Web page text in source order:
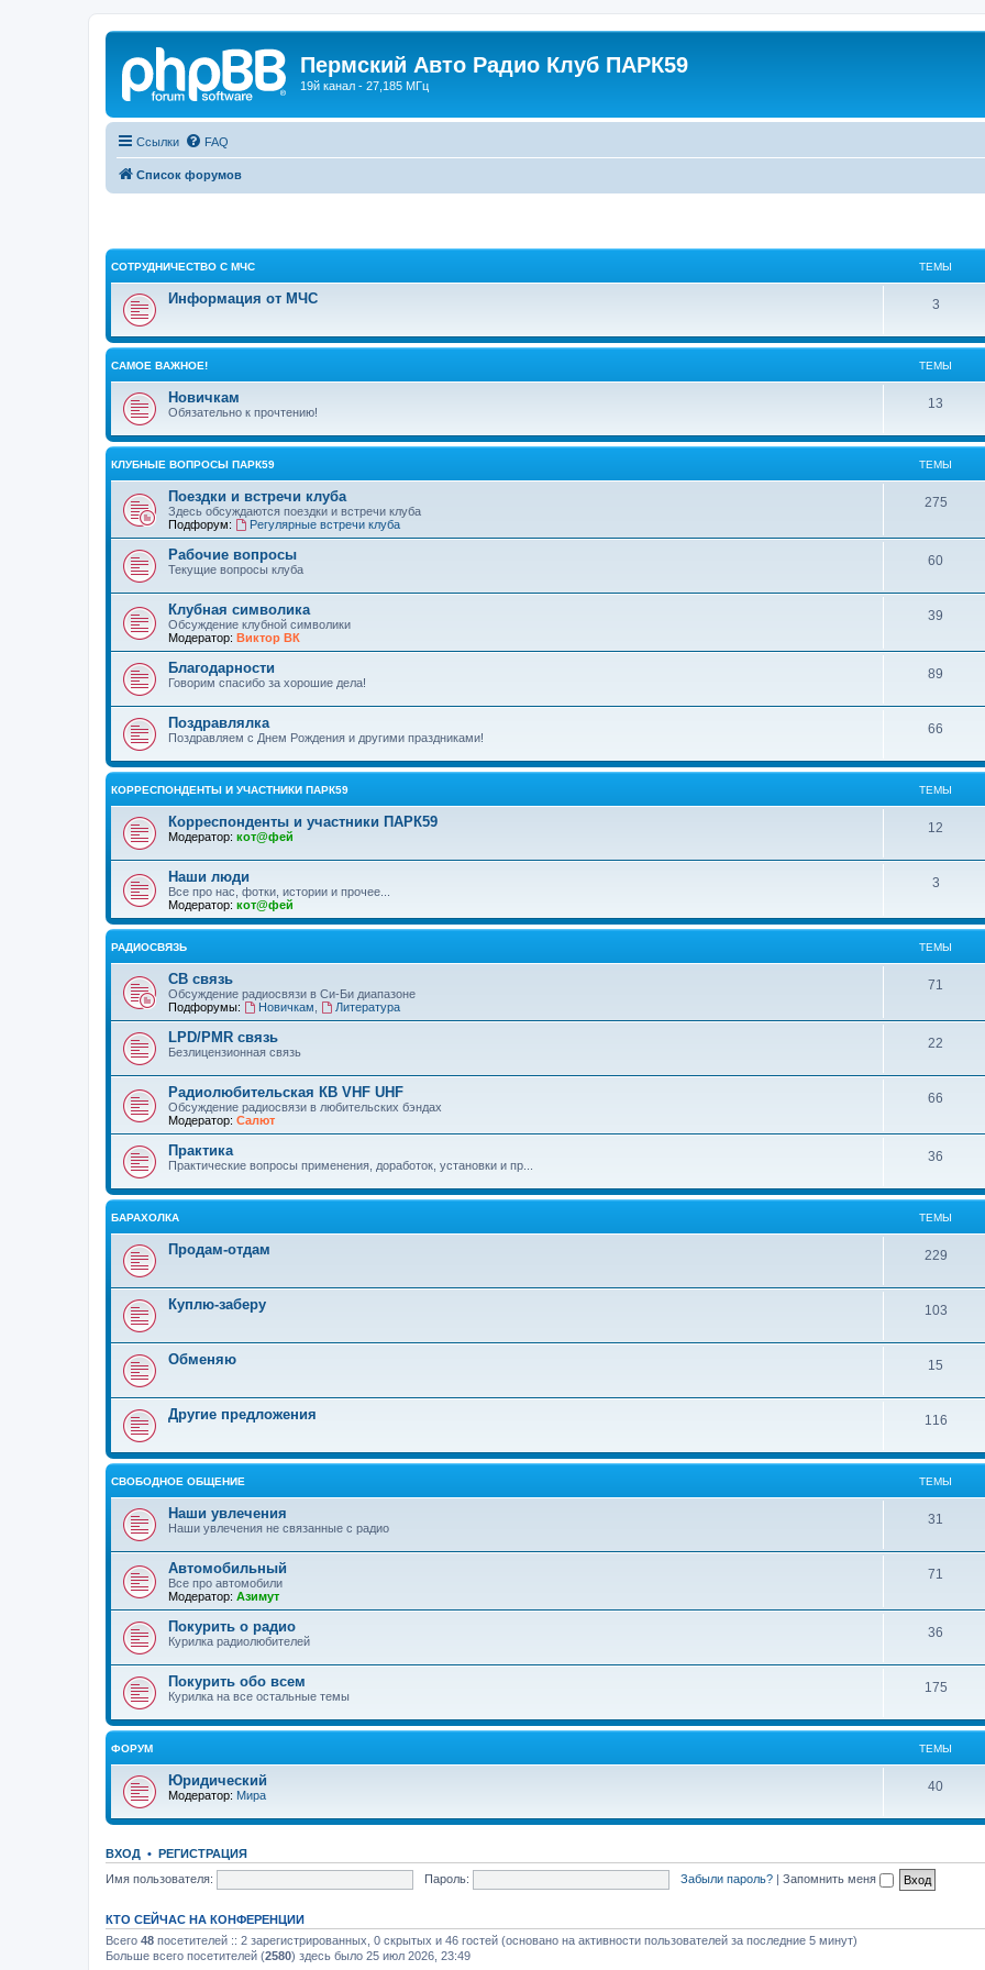
Пермский Авто Радио Клуб ПАРК59
19й канал - 27,185 МГц
Ссылки FAQ
Список форумов
СОТРУДНИЧЕСТВО С МЧС ТЕМЫ
Информация от МЧС 3
САМОЕ ВАЖНОЕ! ТЕМЫ
Новичкам
Обязательно к прочтению!
13
КЛУБНЫЕ ВОПРОСЫ ПАРК59 ТЕМЫ
Поездки и встречи клуба
Здесь обсуждаются поездки и встречи клуба
Подфорум:
Регулярные встречи клуба
275
Рабочие вопросы
Текущие вопросы клуба
60
Клубная символика
Обсуждение клубной символики
Модератор: Виктор ВК
39
Благодарности
Говорим спасибо за хорошие дела!
89
Поздравлялка
Поздравляем с Днем Рождения и другими праздниками!
66
КОРРЕСПОНДЕНТЫ И УЧАСТНИКИ ПАРК59 ТЕМЫ
Корреспонденты и участники ПАРК59
Модератор: кот@фей
12
Наши люди
Все про нас, фотки, истории и прочее...
Модератор: кот@фей
3
РАДИОСВЯЗЬ ТЕМЫ
СВ связь
Обсуждение радиосвязи в Си-Би диапазоне
Подфорумы:
Новичкам Литература
71
LPD/PMR связь
Безлицензионная связь
22
Радиолюбительская КВ VHF UHF
Обсуждение радиосвязи в любительских бэндах
Модератор: Салют
66
Практика
Практические вопросы применения, доработок, установки и пр...
36
БАРАХОЛКА ТЕМЫ
Продам-отдам 229
Куплю-заберу 103
Обменяю 15
Другие предложения 116
СВОБОДНОЕ ОБЩЕНИЕ ТЕМЫ
Наши увлечения
Наши увлечения не связанные с радио
31
Автомобильный
Все про автомобили
Модератор: Азимут
71
Покурить о радио
Курилка радиолюбителей
36
Покурить обо всем
Курилка на все остальные темы
175
ФОРУМ ТЕМЫ
Юридический
Модератор: Мира
40
ВХОД • РЕГИСТРАЦИЯ
Имя пользователя:
Пароль: Забыли пароль? | Запомнить меня
КТО СЕЙЧАС НА КОНФЕРЕНЦИИ
Всего 48 посетителей :: 2 зарегистрированных, 0 скрытых и 46 гостей (основано на активности пользователей за последние 5 минут)
Больше всего посетителей (2580) здесь было 25 июл 2026, 23:49